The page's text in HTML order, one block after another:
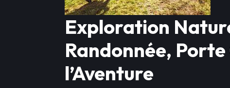
Exploration
Randonnée,
l’Aventure